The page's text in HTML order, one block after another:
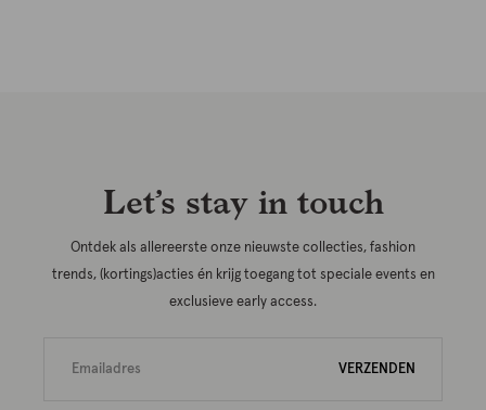
Let’s stay in touch
Ontdek als allereerste onze nieuwste collecties, fashion
trends, (kortings)acties én krijg toegang tot speciale events en
exclusieve early access.
VERZENDEN